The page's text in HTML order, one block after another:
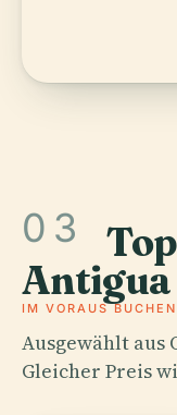
03
Antigua
IM VORAUS BUCHEN
Ausgewählt aus
Gleicher Preis